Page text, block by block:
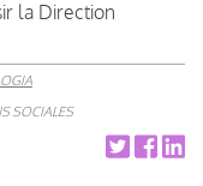
la Direction
SOCIALES